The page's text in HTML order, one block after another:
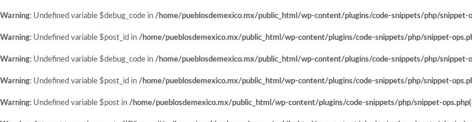
Warning: Undefined variable $debug_code in /home/pueblosdemexico.mx/public_html/wp-content/plugins/code-snippets/php/snippet-
Warning: Undefined variable $post_id in /home/pueblosdemexico.mx/public_html/wp-content/plugins/code-snippets/php/snippet-
Warning: Undefined variable $debug_code in /home/pueblosdemexico.mx/public_html/wp-content/plugins/code-snippets/php/snippet-
Warning: Undefined variable $post_id in /home/pueblosdemexico.mx/public_html/wp-content/plugins/code-snippets/php/snippet-
Warning: Undefined variable $post in /home/pueblosdemexico.mx/public_html/wp-content/plugins/code-snippets/php/snippet-